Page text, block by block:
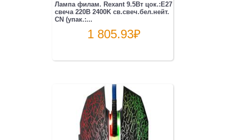
Лампа филам. Rexant 9.5Вт цок.:E27
свеча 220B 2400K св.свеч.бел.нейт.
CN (упак.:...
1 805.93₽